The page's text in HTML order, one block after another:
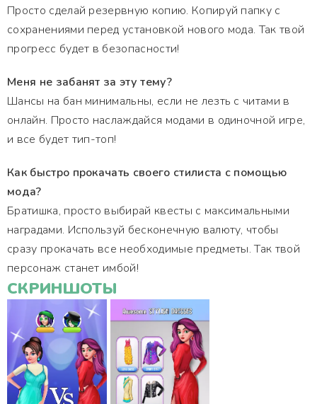
Просто сделай резервную копию. Копируй папку с
сохранениями перед установкой нового мода. Так твой
прогресс будет в безопасности!
Меня не забанят за эту тему?
Шансы на бан минимальны, если не лезть с читами в
онлайн. Просто наслаждайся модами в одиночной игре,
и все будет тип-топ!
Как быстро прокачать своего стилиста с помощью
мода?
Братишка, просто выбирай квесты с максимальными
наградами. Используй бесконечную валюту, чтобы
сразу прокачать все необходимые предметы. Так твой
персонаж станет имбой!
СКРИНШОТЫ